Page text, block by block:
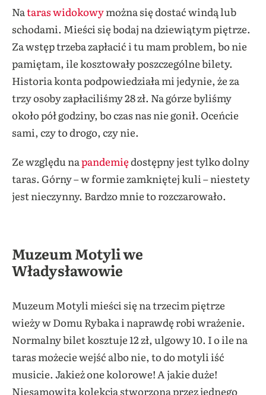
Nataras widokowymożna się dostać windą lub
schodami. Mieści się bodaj na dziewiątym piętrze.
Za wstęp trzeba zapłacić i tu mam problem, bo nie
pamiętam, ile kosztowały poszczególne bilety.
Historia konta podpowiedziała mi jedynie, że za
trzy osoby zapłaciliśmy 28 zł. Na górze byliśmy
około pół godziny, bo czas nas nie gonił. Oceńcie
sami, czy to drogo, czy nie.
Ze względu napandemiędostępny jest tylko dolny
taras. Górny – w formie zamkniętej kuli – niestety
jest nieczynny. Bardzo mnie to rozczarowało.
Muzeum Motyli we
Władysławowie
Muzeum Motyli mieści się na trzecim piętrze
wieży w Domu Rybaka i naprawdę robi wrażenie.
Normalny bilet kosztuje 12 zł, ulgowy 10. I o ile na
taras możecie wejść albo nie, to do motyli iść
musicie. Jakież one kolorowe! A jakie duże!
Niesamowita kolekcja stworzona przez jednego